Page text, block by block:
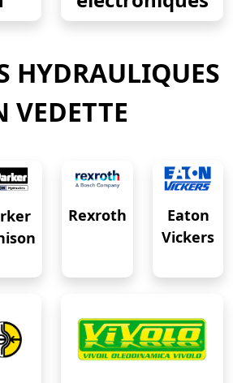
HYDRAULIQUES
VEDETTE
Rexroth
Eaton
Vickers